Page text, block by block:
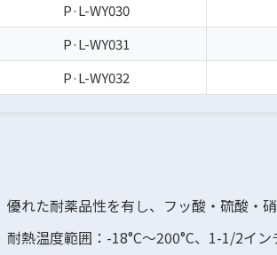
P·L-WY030
P·L-WY031
P·L-WY032
優れた耐薬品性を有し、フッ酸・硫酸・
耐熱温度範囲：-18°C～200°C、1-1/2イ